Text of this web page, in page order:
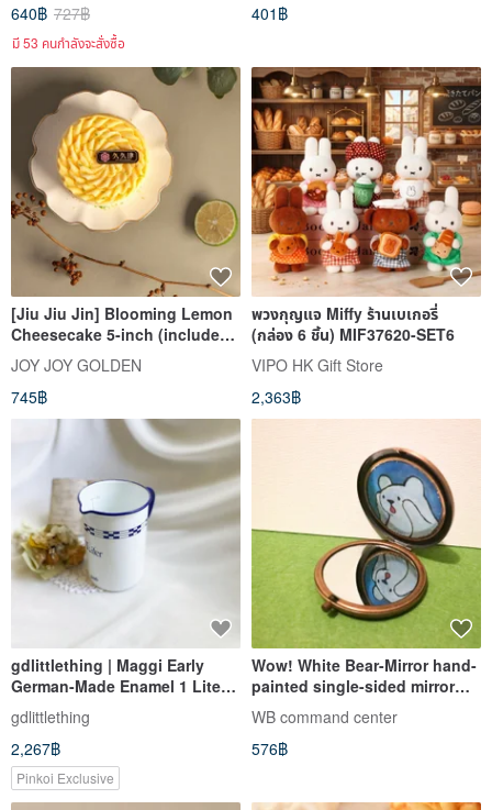
640฿ 727฿
มี 53 คนกำลังจะสั่งซื้อ
401฿
[Jiu Jiu Jin] Blooming Lemon
Cheesecake 5-inch (includes
1 happy candle, 1 bear spoon,
and 1 cake knife)
JOY JOY GOLDEN
745฿
พวงกุญแจ Miffy ร้านเบเกอรี่
(กล่อง 6 ชิ้น) MIF37620-SET6
VIPO HK Gift Store
2,363฿
gdlittlething | Maggi Early
German-Made Enamel 1 Liter
Kettle Measuring Cup,
Sourced from Germany
gdlittlething
2,267฿
Pinkoi Exclusive
Wow! White Bear-Mirror hand-
painted single-sided mirror
box 1 piece
WB command center
576฿